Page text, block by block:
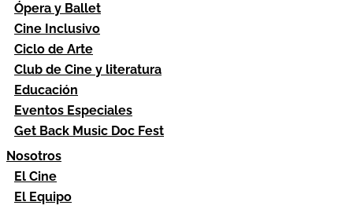
Ópera y Ballet
Cine Inclusivo
Ciclo de Arte
Club de Cine y literatura
Educación
Eventos Especiales
Get Back Music Doc Fest
Nosotros
El Cine
El Equipo